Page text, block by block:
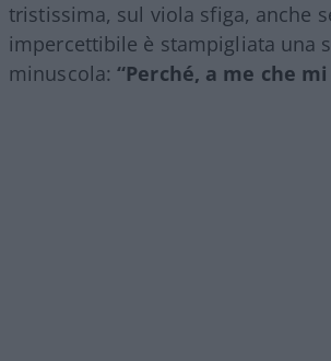
tristissima, sul viola sfiga, anche
impercettibile è stampigliata una
minuscola: “Perché, a me che mi